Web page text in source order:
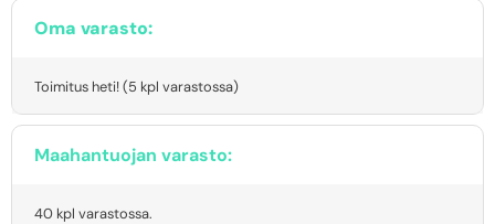
Oma varasto:
Toimitus heti! (5 kpl varastossa)
Maahantuojan varasto:
40 kpl varastossa.